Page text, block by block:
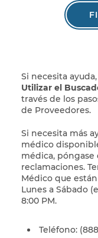
Si necesita
Utilizar el
través de los
de Proveedores.
Si necesita más
médico
médica,
reclamaciones.
Médico que
Lunes a Sábado
8:00 PM.
Teléfono: